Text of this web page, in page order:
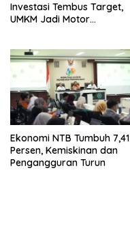
Investasi Tembus Target,
UMKM Jadi Motor
Ekonomi NTB Tumbuh 7,41
Persen, Kemiskinan dan
Pengangguran Turun